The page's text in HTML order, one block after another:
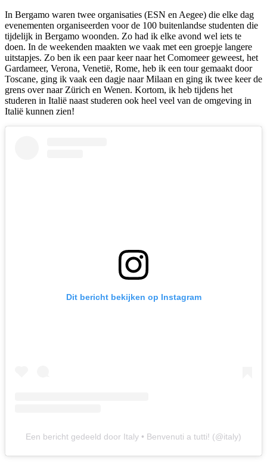
In Bergamo waren twee organisaties (ESN en Aegee) die elke dag
evenementen organiseerden voor de 100 buitenlandse studenten die
tijdelijk in Bergamo woonden. Zo had ik elke avond wel iets te
doen. In de weekenden maakten we vaak met een groepje langere
uitstapjes. Zo ben ik een paar keer naar het Comomeer geweest, het
Gardameer, Verona, Venetië, Rome, heb ik een tour gemaakt door
Toscane, ging ik vaak een dagje naar Milaan en ging ik twee keer de
grens over naar Zürich en Wenen. Kortom, ik heb tijdens het
studeren in Italië naast studeren ook heel veel van de omgeving in
Italië kunnen zien!
Dit bericht bekijken op Instagram
Een bericht gedeeld door Italy • Benvenuti a tutti! (@italy)